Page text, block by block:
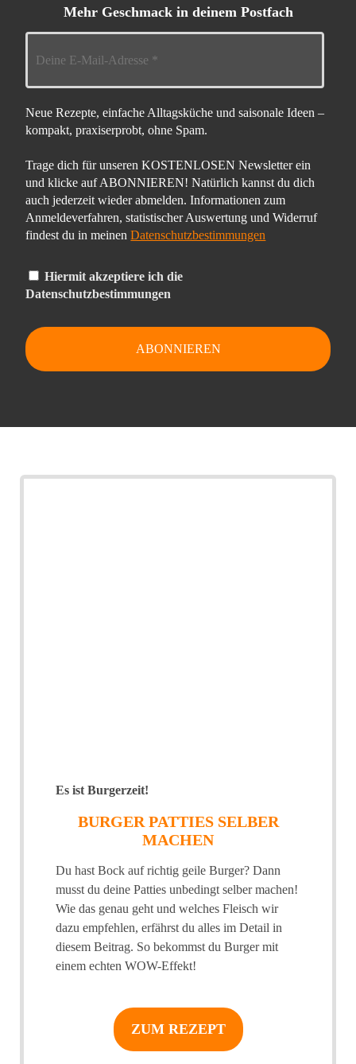
Mehr Geschmack in deinem Postfach
Neue Rezepte, einfache Alltagsküche und saisonale Ideen –
kompakt, praxiserprobt, ohne Spam.
Trage dich für unseren KOSTENLOSEN Newsletter ein
und klicke auf ABONNIEREN! Natürlich kannst du dich
auch jederzeit wieder abmelden. Informationen zum
Anmeldeverfahren, statistischer Auswertung und Widerruf
findest du in meinenDatenschutzbestimmungen
Hiermit akzeptiere ich die
Datenschutzbestimmungen
Es ist Burgerzeit!
BURGER PATTIES SELBER
MACHEN
Du hast Bock auf richtig geile Burger? Dann
musst du deine Patties unbedingt selber machen!
Wie das genau geht und welches Fleisch wir
dazu empfehlen, erfährst du alles im Detail in
diesem Beitrag. So bekommst du Burger mit
einem echten WOW-Effekt!
ZUM REZEPT